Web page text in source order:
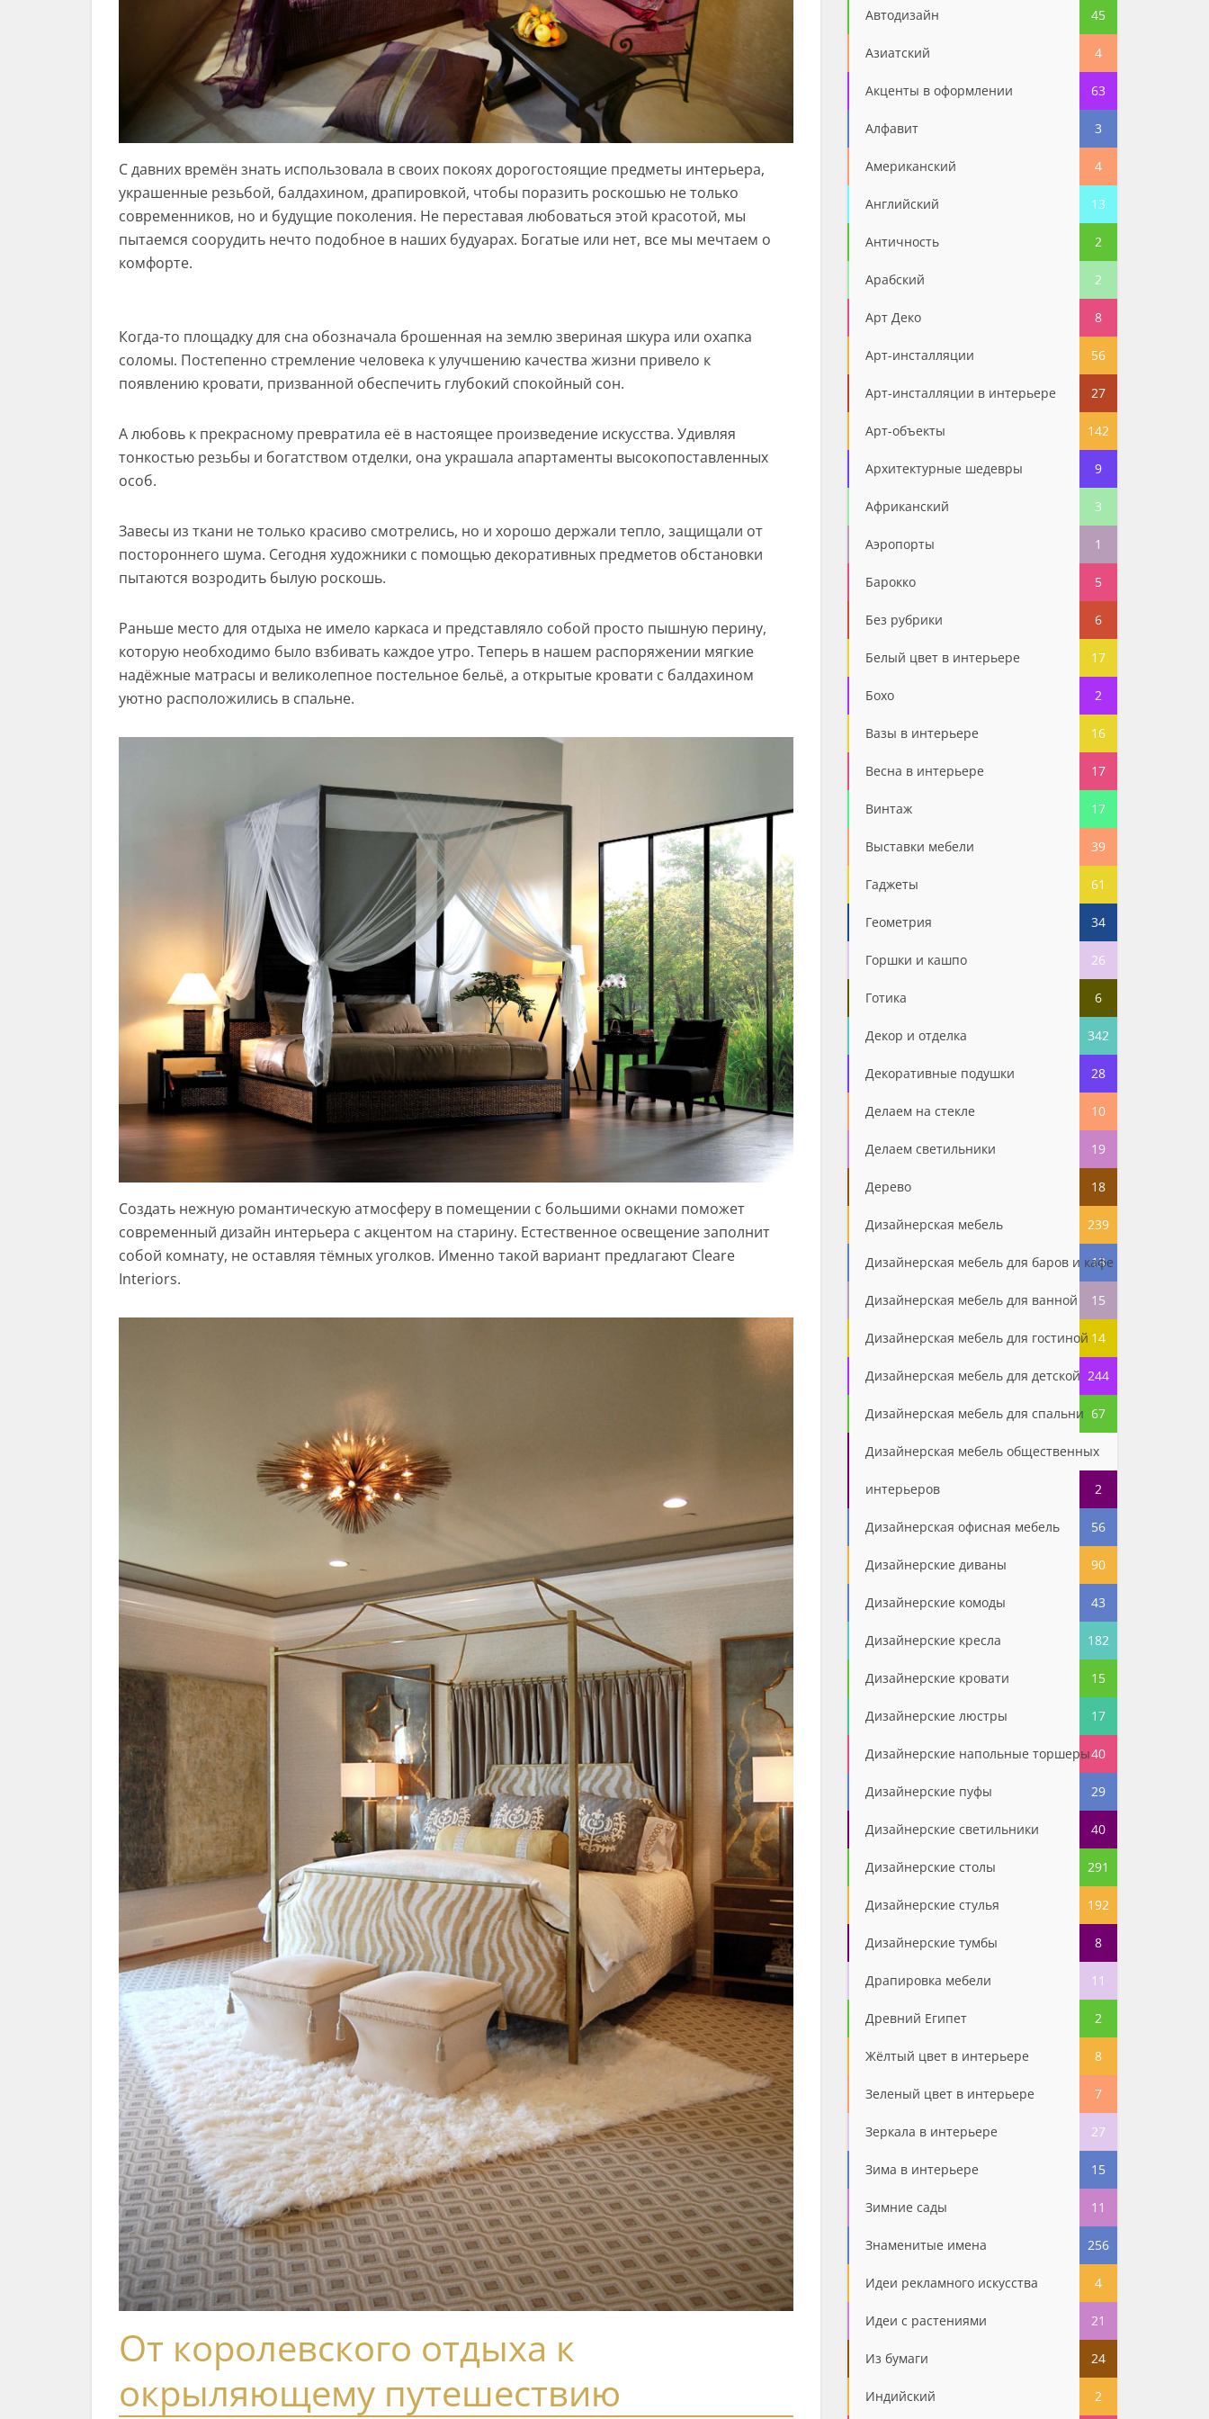
С давних времён знать использовала в своих покоях дорогостоящие предметы интерьера,
украшенные резьбой, балдахином, драпировкой, чтобы поразить роскошью не только
современников, но и будущие поколения. Не переставая любоваться этой красотой, мы
пытаемся соорудить нечто подобное в наших будуарах. Богатые или нет, все мы мечтаем о
комфорте.
Когда-то площадку для сна обозначала брошенная на землю звериная шкура или охапка
соломы. Постепенно стремление человека к улучшению качества жизни привело к
появлению кровати, призванной обеспечить глубокий спокойный сон.
А любовь к прекрасному превратила её в настоящее произведение искусства. Удивляя
тонкостью резьбы и богатством отделки, она украшала апартаменты высокопоставленных
особ.
Завесы из ткани не только красиво смотрелись, но и хорошо держали тепло, защищали от
постороннего шума. Сегодня художники с помощью декоративных предметов обстановки
пытаются возродить былую роскошь.
Раньше место для отдыха не имело каркаса и представляло собой просто пышную перину,
которую необходимо было взбивать каждое утро. Теперь в нашем распоряжении мягкие
надёжные матрасы и великолепное постельное бельё, а открытые кровати с балдахином
уютно расположились в спальне.
Создать нежную романтическую атмосферу в помещении с большими окнами поможет
современный дизайн интерьера с акцентом на старину. Естественное освещение заполнит
собой комнату, не оставляя тёмных уголков. Именно такой вариант предлагают Cleare
Interiors.
От королевского отдыха к
окрыляющему путешествию
Автодизайн 45
Азиатский 4
Акценты в оформлении 63
Алфавит 3
Американский 4
Английский 13
Античность 2
Арабский 2
Арт Деко 8
Арт-инсталляции 56
Арт-инсталляции в интерьере 27
Арт-объекты 142
Архитектурные шедевры 9
Африканский 3
Аэропорты 1
Барокко 5
Без рубрики 6
Белый цвет в интерьере 17
Бохо 2
Вазы в интерьере 16
Весна в интерьере 17
Винтаж 17
Выставки мебели 39
Гаджеты 61
Геометрия 34
Горшки и кашпо 26
Готика 6
Декор и отделка 342
Декоративные подушки 28
Делаем на стекле 10
Делаем светильники 19
Дерево 18
Дизайнерская мебель 239
Дизайнерская мебель для баров и кафе
13
Дизайнерская мебель для ванной 15
Дизайнерская мебель для гостиной 14
Дизайнерская мебель для детской 244
Дизайнерская мебель для спальни 67
Дизайнерская мебель общественных
интерьеров 2
Дизайнерская офисная мебель 56
Дизайнерские диваны 90
Дизайнерские комоды 43
Дизайнерские кресла 182
Дизайнерские кровати 15
Дизайнерские люстры 17
Дизайнерские напольные торшеры40
Дизайнерские пуфы 29
Дизайнерские светильники 40
Дизайнерские столы 291
Дизайнерские стулья 192
Дизайнерские тумбы 8
Драпировка мебели 11
Древний Египет 2
Жёлтый цвет в интерьере 8
Зеленый цвет в интерьере 7
Зеркала в интерьере 27
Зима в интерьере 15
Зимние сады 11
Знаменитые имена 256
Идеи рекламного искусства 4
Идеи с растениями 21
Из бумаги 24
Индийский 2